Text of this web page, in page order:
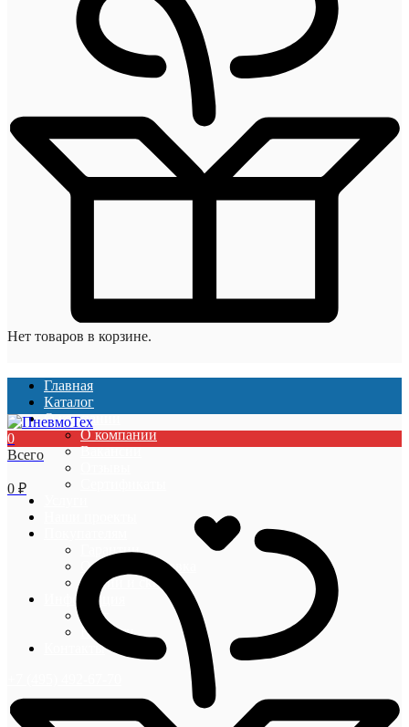
Нет товаров в корзине.
Главная
Каталог
О компании
О компании
Вакансии
Гарантии
Оплата и доставка
Акции и скидки
Информация
Блог
Новости
Контакты
0
Всего
0 ₽